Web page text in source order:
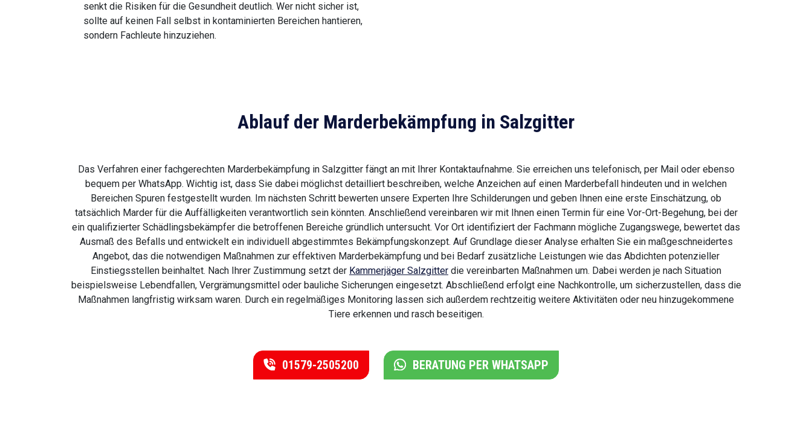
senkt die Risiken für die Gesundheit deutlich. Wer nicht sicher ist,
sollte auf keinen Fall selbst in kontaminierten Bereichen hantieren,
sondern Fachleute hinzuziehen.
Ablauf der Marderbekämpfung in Salzgitter
Das Verfahren einer fachgerechten Marderbekämpfung in Salzgitter fängt an mit Ihrer Kontaktaufnahme. Sie erreichen uns telefonisch, per Mail oder ebenso
bequem per WhatsApp. Wichtig ist, dass Sie dabei möglichst detailliert beschreiben, welche Anzeichen auf einen Marderbefall hindeuten und in welchen
Bereichen Spuren festgestellt wurden. Im nächsten Schritt bewerten unsere Experten Ihre Schilderungen und geben Ihnen eine erste Einschätzung, ob
tatsächlich Marder für die Auffälligkeiten verantwortlich sein könnten. Anschließend vereinbaren wir mit Ihnen einen Termin für eine Vor-Ort-Begehung, bei der
ein qualifizierter Schädlingsbekämpfer die betroffenen Bereiche gründlich untersucht. Vor Ort identifiziert der Fachmann mögliche Zugangswege, bewertet das
Ausmaß des Befalls und entwickelt ein individuell abgestimmtes Bekämpfungskonzept. Auf Grundlage dieser Analyse erhalten Sie ein maßgeschneidertes
Angebot, das die notwendigen Maßnahmen zur effektiven Marderbekämpfung und bei Bedarf zusätzliche Leistungen wie das Abdichten potenzieller
Einstiegsstellen beinhaltet. Nach Ihrer Zustimmung setzt der Kammerjäger Salzgitter die vereinbarten Maßnahmen um. Dabei werden je nach Situation
beispielsweise Lebendfallen, Vergrämungsmittel oder bauliche Sicherungen eingesetzt. Abschließend erfolgt eine Nachkontrolle, um sicherzustellen, dass die
Maßnahmen langfristig wirksam waren. Durch ein regelmäßiges Monitoring lassen sich außerdem rechtzeitig weitere Aktivitäten oder neu hinzugekommene
Tiere erkennen und rasch beseitigen.
01579-2505200 BERATUNG PER WHATSAPP